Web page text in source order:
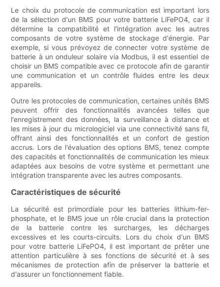
Le choix du protocole de communication est important lors
de la sélection d'un BMS pour votre batterie LiFePO4, car il
détermine la compatibilité et l'intégration avec les autres
composants de votre système de stockage d'énergie. Par
exemple, si vous prévoyez de connecter votre système de
batterie à un onduleur solaire via Modbus, il est essentiel de
choisir un BMS compatible avec ce protocole afin de garantir
une communication et un contrôle fluides entre les deux
appareils.
Outre les protocoles de communication, certaines unités BMS
peuvent offrir des fonctionnalités avancées telles que
l'enregistrement des données, la surveillance à distance et
les mises à jour du micrologiciel via une connectivité sans fil,
offrant ainsi des fonctionnalités et un confort de gestion
accrus. Lors de l'évaluation des options BMS, tenez compte
des capacités et fonctionnalités de communication les mieux
adaptées aux besoins de votre système et permettant une
intégration transparente avec les autres composants.
Caractéristiques de sécurité
La sécurité est primordiale pour les batteries lithium-fer-
phosphate, et le BMS joue un rôle crucial dans la protection
de la batterie contre les surcharges, les décharges
excessives et les courts-circuits. Lors du choix d'un BMS
pour votre batterie LiFePO4, il est important de prêter une
attention particulière à ses fonctions de sécurité et à ses
mécanismes de protection afin de préserver la batterie et
d'assurer un fonctionnement fiable.